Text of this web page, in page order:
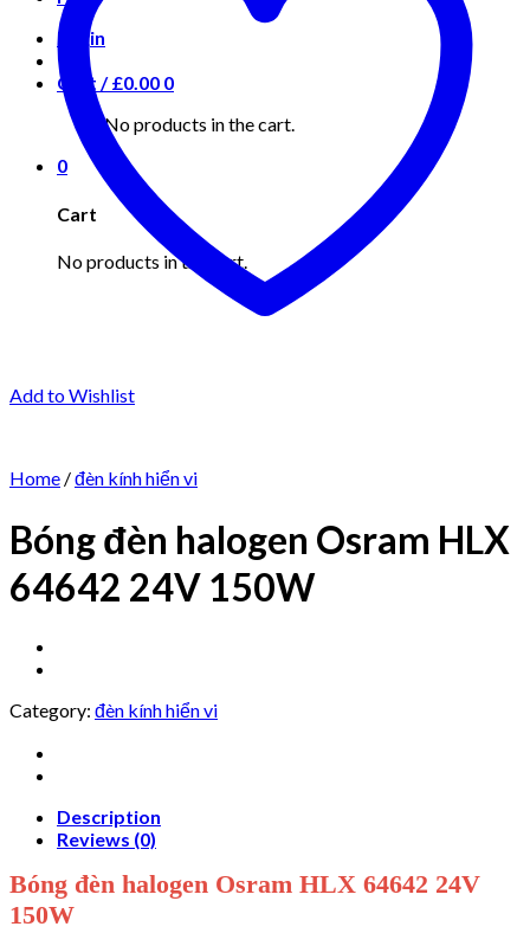
Login
Cart /£0.00 0
No products in the cart.
0
Cart
No products in the cart.
Add to Wishlist
Home /đèn kính hiển vi
Bóng đèn halogen Osram HLX
64642 24V 150W
Category: đèn kính hiển vi
Description
Reviews (0)
Bóng đèn halogen Osram HLX 64642 24V
150W